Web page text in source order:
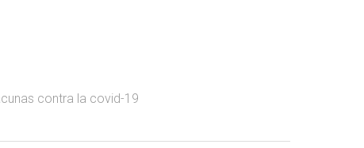
contra la covid-19